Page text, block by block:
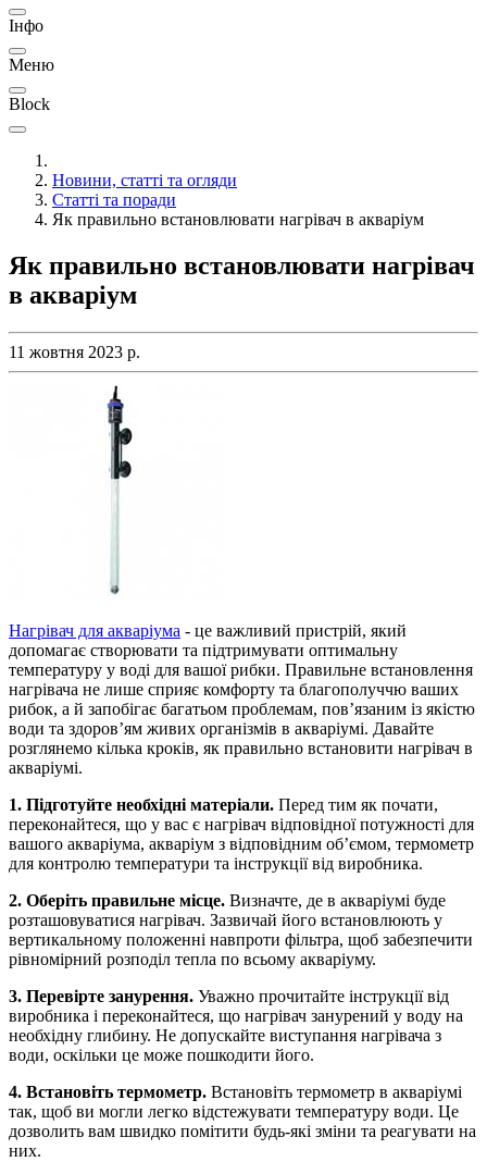
Інфо
Меню
Block
Новини, статті та огляди
Статті та поради
Як правильно встановлювати нагрівач в акваріум
Як правильно встановлювати нагрівач
в акваріум
11 жовтня 2023 р.
Нагрівач для акваріума - це важливий пристрій, який
допомагає створювати та підтримувати оптимальну
температуру у воді для вашої рибки. Правильне встановлення
нагрівача не лише сприяє комфорту та благополуччю ваших
рибок, а й запобігає багатьом проблемам, пов’язаним із якістю
води та здоров’ям живих організмів в акваріумі. Давайте
розглянемо кілька кроків, як правильно встановити нагрівач в
акваріумі.
1. Підготуйте необхідні матеріали. Перед тим як почати,
переконайтеся, що у вас є нагрівач відповідної потужності для
вашого акваріума, акваріум з відповідним об’ємом, термометр
для контролю температури та інструкції від виробника.
2. Оберіть правильне місце. Визначте, де в акваріумі буде
розташовуватися нагрівач. Зазвичай його встановлюють у
вертикальному положенні навпроти фільтра, щоб забезпечити
рівномірний розподіл тепла по всьому акваріуму.
3. Перевірте занурення. Уважно прочитайте інструкції від
виробника і переконайтеся, що нагрівач занурений у воду на
необхідну глибину. Не допускайте виступання нагрівача з
води, оскільки це може пошкодити його.
4. Встановіть термометр. Встановіть термометр в акваріумі
так, щоб ви могли легко відстежувати температуру води. Це
дозволить вам швидко помітити будь-які зміни та реагувати на
них.